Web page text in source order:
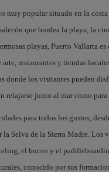
muy popular situado en la
que bordea la playa, la
playas, Puerto Vallarta
arte, restaurantes y tiendas
donde los visitantes pueden
relajarse junto al mar como
para todos los gustos,
la Selva de la Sierra Madre.
el buceo y el
conocido por sus